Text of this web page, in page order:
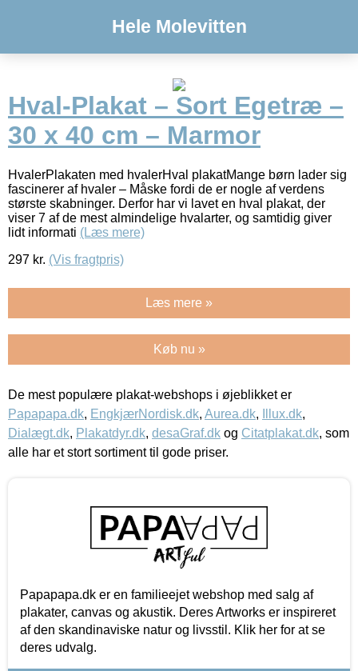
Hele Molevitten
Hval-Plakat – Sort Egetræ –
30 x 40 cm – Marmor
HvalerPlakaten med hvalerHval plakatMange børn lader sig
fascinerer af hvaler – Måske fordi de er nogle af verdens
største skabninger. Derfor har vi lavet en hval plakat, der
viser 7 af de mest almindelige hvalarter, og samtidig giver
lidt informati (Læs mere)
297 kr. (Vis fragtpris)
Læs mere »
Køb nu »
De mest populære plakat-webshops i øjeblikket er
Papapapa.dk, EngkjærNordisk.dk, Aurea.dk, Illux.dk,
Dialægt.dk, Plakatdyr.dk, desaGraf.dk og Citatplakat.dk, som
alle har et stort sortiment til gode priser.
Papapapa.dk er en familieejet webshop med salg af
plakater, canvas og akustik. Deres Artworks er inspireret
af den skandinaviske natur og livsstil. Klik her for at se
deres udvalg.